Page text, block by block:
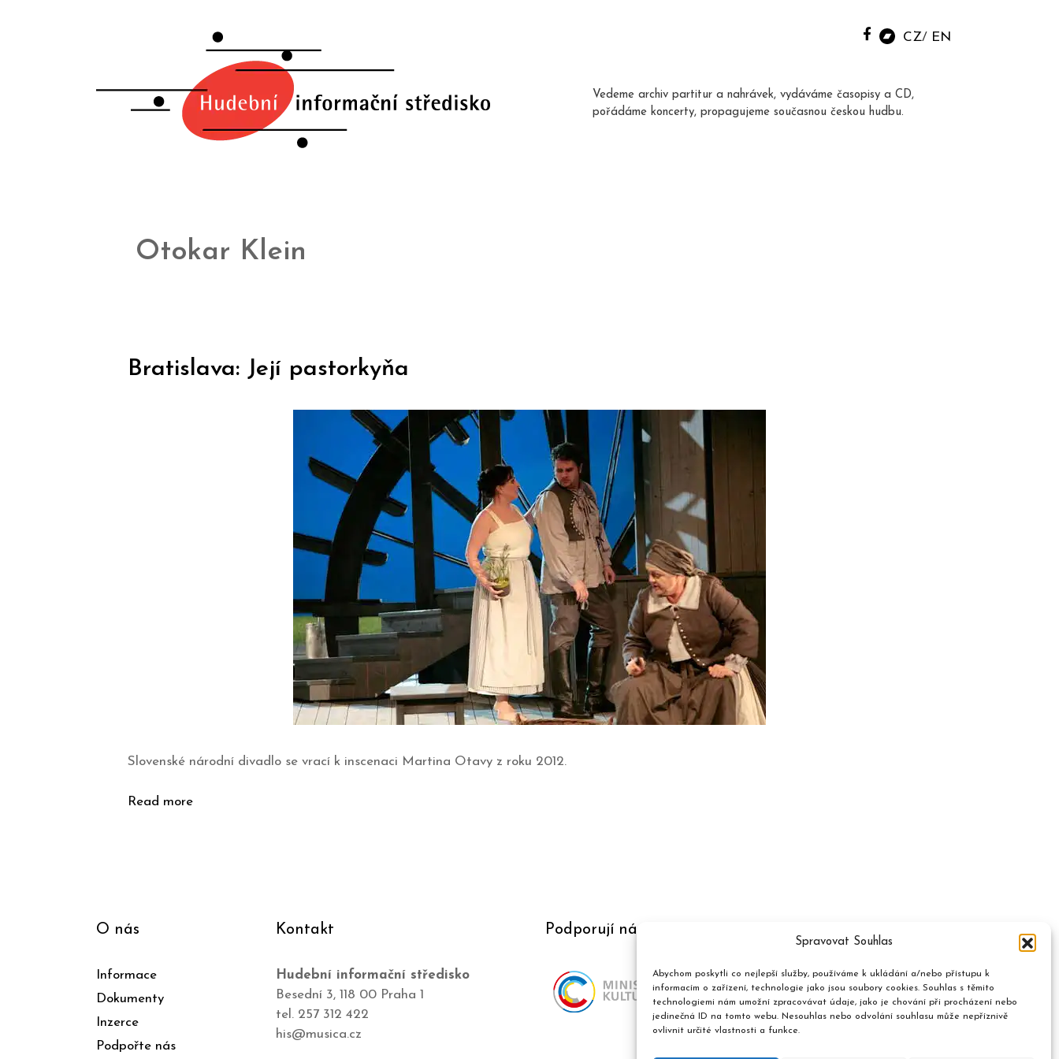
Spravovat Souhlas
Abychom poskytli co nejlepší služby, používáme k ukládání a/nebo přístupu k
informacím o zařízení, technologie jako jsou soubory cookies. Souhlas s těmito
technologiemi nám umožní zpracovávat údaje, jako je chování při procházení nebo
jedinečná ID na tomto webu. Nesouhlas nebo odvolání souhlasu může nepříznivě
ovlivnit určité vlastnosti a funkce.
CZ EN
Vedeme archiv partitur a nahrávek, vydáváme časopisy a CD,
pořádáme koncerty, propagujeme současnou českou hudbu.
Otokar Klein
Bratislava: Její pastorkyňa
Slovenské národní divadlo se vrací k inscenaci Martina Otavy z roku 2012.
Read more
O nás
Informace
Dokumenty
Inzerce
Podpořte nás
Kontakt
Hudební informační středisko
Besední 3, 118 00 Praha 1
tel. 257 312 422
his@musica.cz
Podporují nás